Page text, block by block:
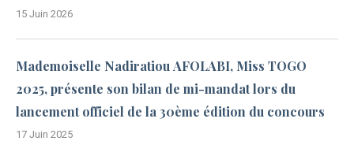
15 Juin 2026
Mademoiselle Nadiratiou AFOLABI, Miss TOGO
2025, présente son bilan de mi-mandat lors du
lancement officiel de la 30ème édition du concours
17 Juin 2025